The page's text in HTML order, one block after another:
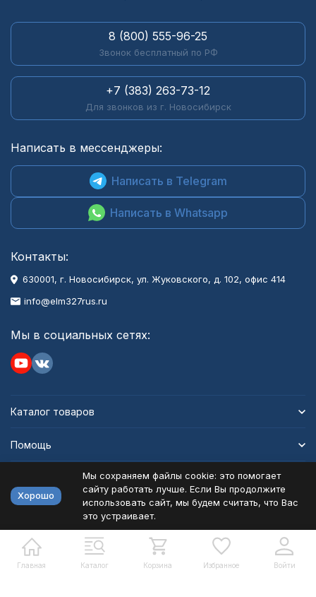
Главная Каталог Корзина Избранное Войти
8 (800) 555-96-25
Звонок бесплатный по РФ
+7 (383) 263-73-12
Для звонков из г. Новосибирск
Написать в мессенджеры:
Написать в Telegram
Написать в Whatsapp
Контакты:
630001, г. Новосибирск, ул. Жуковского, д. 102, офис 414
info@elm327rus.ru
Мы в социальных сетях:
Каталог товаров
Помощь
Политика персональных данных
Разработано в bodysite.ru
Хорошо
Мы сохраняем файлы cookie: это помогает
сайту работать лучше. Если Вы продолжите
использовать сайт, мы будем считать, что Вас
это устраивает.